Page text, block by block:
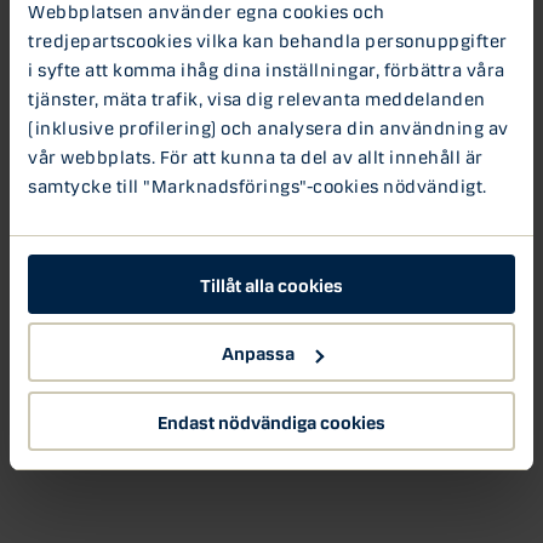
Webbplatsen använder egna cookies och
tredjepartscookies vilka kan behandla personuppgifter
i syfte att komma ihåg dina inställningar, förbättra våra
tjänster, mäta trafik, visa dig relevanta meddelanden
(inklusive profilering) och analysera din användning av
vår webbplats. För att kunna ta del av allt innehåll är
samtycke till "Marknadsförings"-cookies nödvändigt.
Tillåt alla cookies
Anpassa
Endast nödvändiga cookies